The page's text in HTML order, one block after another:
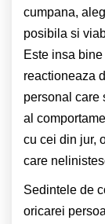
cumpana,
posibila si
Este insa
reactioneaza
personal care
al
cu cei din jur,
care
Sedintele de
oricarei